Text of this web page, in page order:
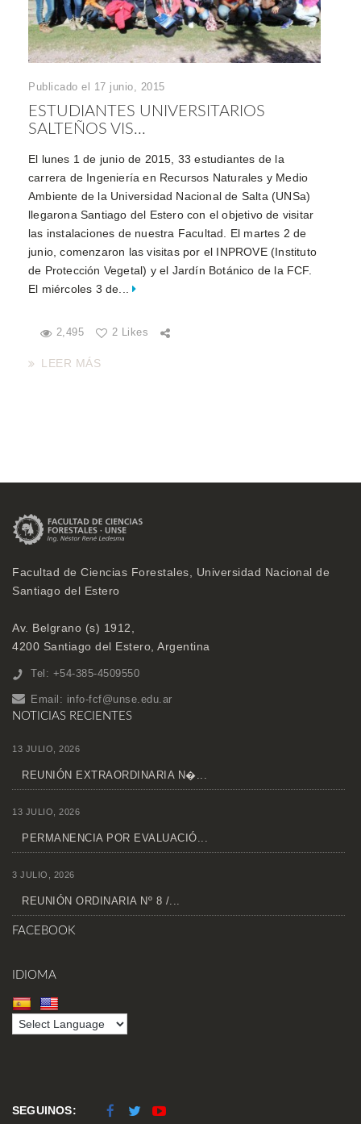
Publicado el 17 junio, 2015
ESTUDIANTES UNIVERSITARIOS
SALTEÑOS VIS...
El lunes 1 de junio de 2015, 33 estudiantes de la
carrera de Ingeniería en Recursos Naturales y Medio
Ambiente de la Universidad Nacional de Salta (UNSa)
llegarona Santiago del Estero con el objetivo de visitar
las instalaciones de nuestra Facultad. El martes 2 de
junio, comenzaron las visitas por el INPROVE (Instituto
de Protección Vegetal) y el Jardín Botánico de la FCF.
El miércoles 3 de...
2,495 2 Likes
LEER MÁS
Facultad de Ciencias Forestales, Universidad Nacional de
Santiago del Estero
Av. Belgrano (s) 1912,
4200 Santiago del Estero, Argentina
Tel: +54-385-4509550
Email: info-fcf@unse.edu.ar
NOTICIAS RECIENTES
13 JULIO, 2026
REUNIÓN EXTRAORDINARIA N�...
13 JULIO, 2026
PERMANENCIA POR EVALUACIÓ...
3 JULIO, 2026
REUNIÓN ORDINARIA Nº 8 /...
FACEBOOK
IDIOMA
SEGUINOS: